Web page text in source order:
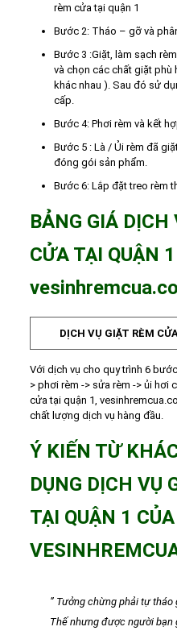
rèm cửa tại quận 1
Bước 2: Tháo – gỡ và
Bước 3 :Giặt, làm sạch
và chọn các chất giặt phù
khác nhau ). Sau đó sử
cấp.
Bước 4: Phơi rèm và kết
Bước 5 : Là / Ủi rèm đã
đóng gói sản phẩm.
Bước 6: Lắp đặt treo rèm
BẢNG GIÁ DỊCH
CỬA TẠI QUẬN
DỊCH VỤ GIẶT RÈM
Với dịch vụ cho quy trình 6
> phơi rèm -> sửa rèm -> ủi hơi
cửa tại quận 1,
chất lượng dịch vụ hàng đầu.
Ý KIẾN TỪ
DỤNG DỊCH VỤ
TẠI QUẬN 1
” Tưởng chừng phải tự tháo
Thế nhưng được người bạn